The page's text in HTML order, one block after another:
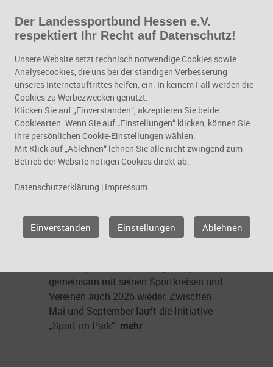
Zum Hauptinhalt springen
Herzlich willkommen
gestartet
Kostenfreie Bewegungsangebote unter
gemeinsam mit seinen Sportkreisen und
Vereinen auch 2026 wieder. Zwischen
Mai und September läuft die Initiative
„Sport im Park“. mehr
Gute
Der Landessportbund Hessen e.V.
respektiert Ihr Recht auf Datenschutz!
Unsere Website setzt technisch notwendige Cookies sowie
Analysecookies, die uns bei der ständigen Verbesserung
unseres Internetauftrittes helfen, ein. In keinem Fall werden die
Cookies zu Werbezwecken genutzt.
Klicken Sie auf „Einverstanden“, akzeptieren Sie beide
Cookiearten. Wenn Sie auf „Einstellungen“ klicken, können Sie
Ihre persönlichen Cookie-Einstellungen wählen.
Mit Klick auf „Ablehnen“ lehnen Sie alle nicht zwingend zum
Betrieb der Website nötigen Cookies direkt ab.
Datenschutzerklärung | Impressum
Einverstanden Einstellungen Ablehnen